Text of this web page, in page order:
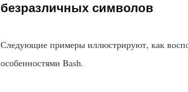
безразличных символов
Следующие примеры иллюстрируют, как
особенностями Bash.